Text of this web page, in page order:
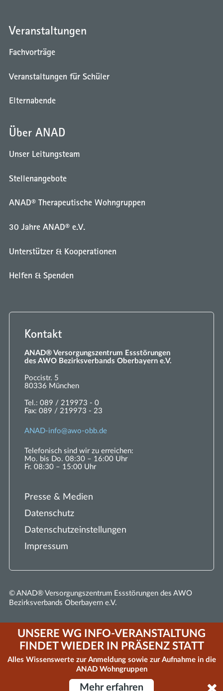
Veranstaltungen
Fachvorträge
Veranstaltungen für Schüler
Elternabende
Über ANAD
Unser Leitungsteam
Stellenangebote
ANAD® Therapeutische Wohngruppen
30 Jahre ANAD® e.V.
Unterstützer & Kooperationen
Helfen & Spenden
Kontakt
ANAD® Versorgungszentrum Essstörungen
des AWO Bezirksverbands Oberbayern e.V.
Poccistr. 5
80336 München
Tel.: 089 / 219973 - 0
Fax: 089 / 219973 - 23
ANAD- nf w - bb d
Telefonisch sind wir zu erreichen:
Mo. bis Do. 08:30 – 16:00 Uhr
Fr. 08:30 – 15:00 Uhr
Presse & Medien
Datenschutz
Datenschutzeinstellungen
Impressum
© ANAD® Versorgungszentrum Essstörungen des AWO
Bezirksverbands Oberbayern e.V.
UNSERE WG INFO-VERANSTALTUNG
FINDET WIEDER IN PRÄSENZ STATT
Alles Wissenswerte zur Anmeldung sowie zur Aufnahme in die
ANAD Wohngruppen
Mehr erfahren